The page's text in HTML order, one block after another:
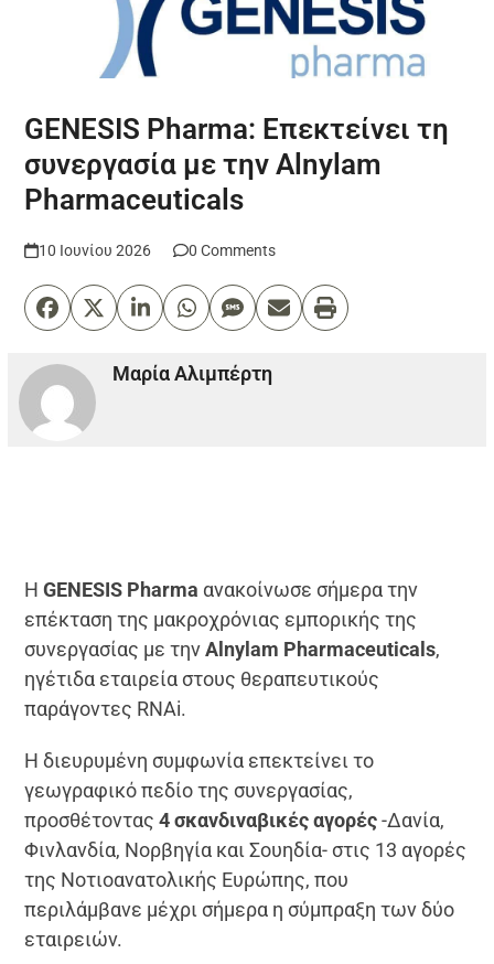
GENESIS Pharma: Επεκτείνει τη
συνεργασία με την Alnylam
Pharmaceuticals
10 Ιουνίου 2026 0 Comments
Μαρία Αλιμπέρτη
ΗGENESIS Pharma ανακοίνωσε σήμερα την
επέκταση της μακροχρόνιας εμπορικής της
συνεργασίας με τηνAlnylam Pharmaceuticals,
ηγέτιδα εταιρεία στους θεραπευτικούς
παράγοντες RNAi.
Η διευρυμένη συμφωνία επεκτείνει το
γεωγραφικό πεδίο της συνεργασίας,
προσθέτοντας4 σκανδιναβικές αγορές-Δανία,
Φινλανδία, Νορβηγία και Σουηδία- στις 13 αγορές
της Νοτιοανατολικής Ευρώπης, που
περιλάμβανε μέχρι σήμερα η σύμπραξη των δύο
εταιρειών.